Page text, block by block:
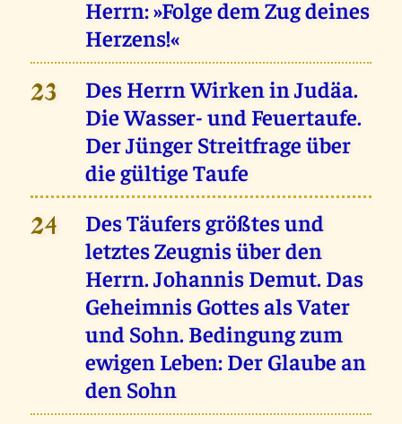
Herrn: »Folge dem Zug deines
Herzens!«
23
Des Herrn Wirken in Judäa.
Die Wasser- und Feuertaufe.
Der Jünger Streitfrage über
die gültige Taufe
24
Des Täufers größtes und
letztes Zeugnis über den
Herrn. Johannis Demut. Das
Geheimnis Gottes als Vater
und Sohn. Bedingung zum
ewigen Leben: Der Glaube an
den Sohn